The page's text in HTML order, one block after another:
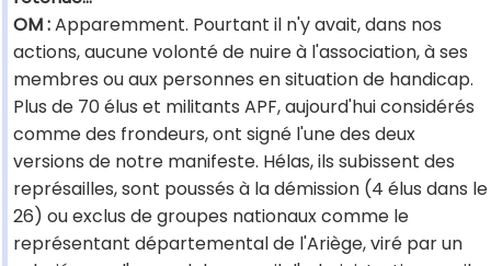
OM :Apparemment. Pourtant il n'y avait, dans nos
actions, aucune volonté de nuire à l'association, à ses
membres ou aux personnes en situation de handicap.
Plus de 70 élus et militants APF, aujourd'hui considérés
comme des frondeurs, ont signé l'une des deux
versions de notre manifeste. Hélas, ils subissent des
représailles, sont poussés à la démission (4 élus dans le
26) ou exclus de groupes nationaux comme le
représentant départemental de l'Ariège, viré par un